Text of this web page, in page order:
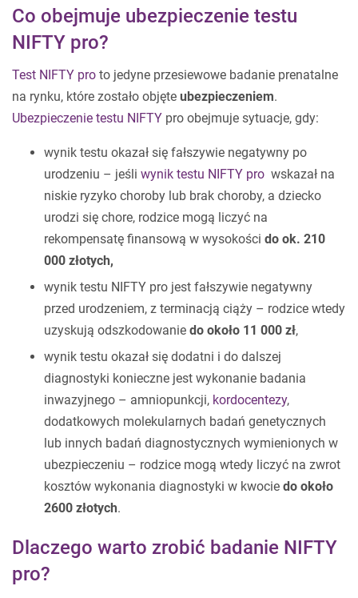
Co obejmuje ubezpieczenie testu
NIFTY pro?
Test NIFTY pro to jedyne przesiewowe badanie prenatalne
na rynku, które zostało objęte ubezpieczeniem.
Ubezpieczenie testu NIFTY pro obejmuje sytuacje, gdy:
wynik testu okazał się fałszywie negatywny po
urodzeniu – jeśli wynik testu NIFTY pro wskazał na
niskie ryzyko choroby lub brak choroby, a dziecko
urodzi się chore, rodzice mogą liczyć na
rekompensatę finansową w wysokości do ok. 210
000 złotych,
wynik testu NIFTY pro jest fałszywie negatywny
przed urodzeniem, z terminacją ciąży – rodzice wtedy
uzyskują odszkodowanie do około 11 000 zł,
wynik testu okazał się dodatni i do dalszej
diagnostyki konieczne jest wykonanie badania
inwazyjnego – amniopunkcji, kordocentezy,
dodatkowych molekularnych badań genetycznych
lub innych badań diagnostycznych wymienionych w
ubezpieczeniu – rodzice mogą wtedy liczyć na zwrot
kosztów wykonania diagnostyki w kwocie do około
2600 złotych.
Dlaczego warto zrobić badanie NIFTY
pro?